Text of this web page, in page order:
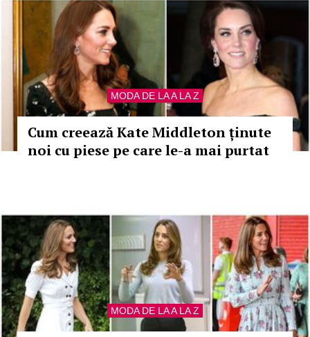
MODA DE LA A LA Z
Cum creează Kate Middleton ținute
noi cu piese pe care le-a mai purtat
MODA DE LA A LA Z